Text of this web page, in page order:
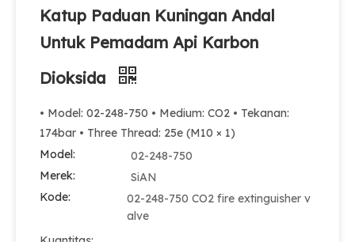
Katup Paduan Kuningan Andal
Untuk Pemadam Api Karbon
Dioksida
• Model: 02-248-750 • Medium: CO2 • Tekanan:
174bar • Three Thread: 25e (M10 × 1)
Model:
02-248-750
Merek:
SiAN
Kode:
02-248-750 CO2 fire extinguisher v
alve